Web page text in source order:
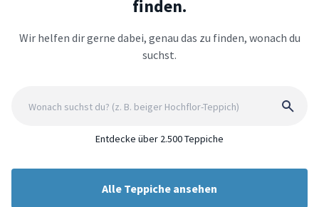
finden.
Wir helfen dir gerne dabei, genau das zu finden, wonach du
suchst.
Entdecke über 2.500 Teppiche
Alle Teppiche ansehen